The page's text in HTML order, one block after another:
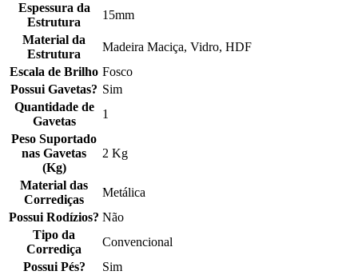
Espessura da
Estrutura
15mm
Material da
Estrutura
Madeira Maciça, Vidro, HDF
Escala de Brilho Fosco
Possui Gavetas? Sim
Quantidade de
Gavetas
1
Peso Suportado
nas Gavetas
(Kg)
2 Kg
Material das
Corrediças
Metálica
Possui Rodízios? Não
Tipo da
Corrediça
Convencional
Possui Pés?
Sim